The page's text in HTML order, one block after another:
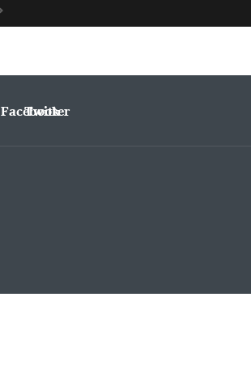
Facebook
Twitter